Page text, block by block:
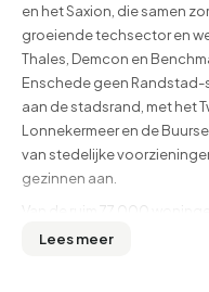
en het Saxion, die samen
groeiende techsector en
Thales, Demcon en
Enschede geen
aan de stadsrand, met het
Lonnekermeer en de
van stedelijke
gezinnen aan.
Van de ruim 77.000
de rest is huur (waarvan
Lees meer